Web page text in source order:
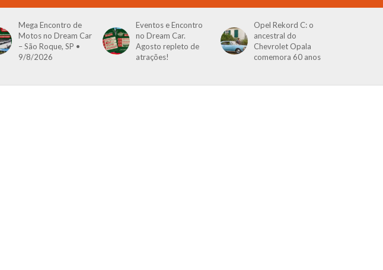
Mega Encontro de
Motos no Dream Car
– São Roque, SP •
9/8/2026
Eventos e Encontro
no Dream Car.
Agosto repleto de
atrações!
Opel Rekord C: o
ancestral do
Chevrolet Opala
comemora 60 anos